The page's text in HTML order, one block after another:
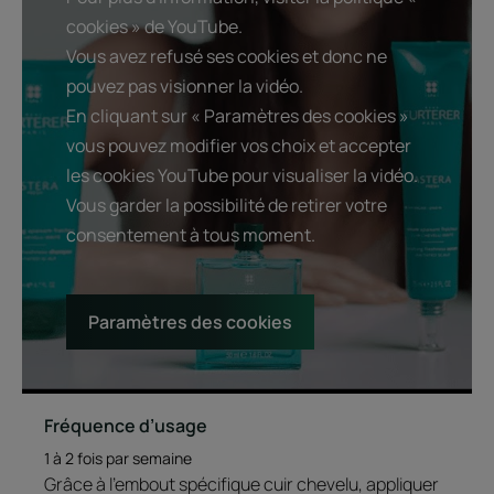
cookies » de YouTube.
Vous avez refusé ses cookies et donc ne
pouvez pas visionner la vidéo.
En cliquant sur « Paramètres des cookies »
vous pouvez modifier vos choix et accepter
les cookies YouTube pour visualiser la vidéo.
Vous garder la possibilité de retirer votre
consentement à tous moment.
Paramètres des cookies
Fréquence d’usage
1 à 2 fois par semaine
Grâce à l'embout spécifique cuir chevelu, appliquer